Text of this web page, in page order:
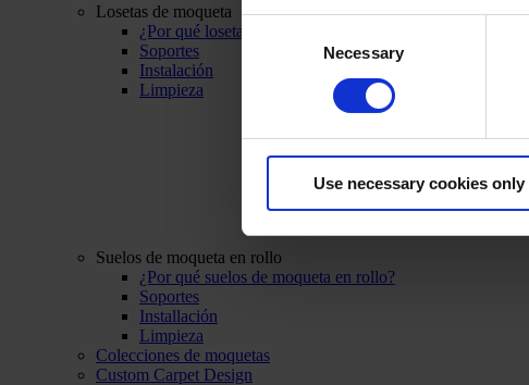
Consent
Necessary
Use necessary cookies only
Losetas de moqueta
¿Por qué losetas de moqueta?
Soportes
Instalación
Limpieza
Suelos de moqueta en rollo
¿Por qué suelos de moqueta en rollo?
Soportes
Installación
Limpieza
Colecciones de moquetas
Custom Carpet Design